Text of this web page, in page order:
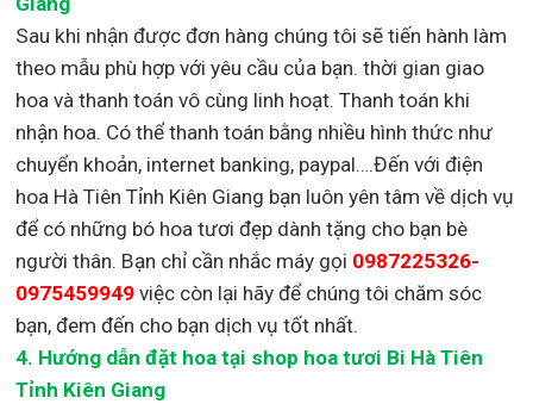
Sau khi nhận được đơn hàng chúng tôi sẽ tiến hành làm
theo mẫu phù hợp với yêu cầu của bạn. thời gian giao
hoa và thanh toán vô cùng linh hoạt. Thanh toán khi
nhận hoa. Có thể thanh toán bằng nhiều hình thức như
chuyển khoản, internet banking, paypal….Đến với điện
hoa Hà Tiên Tỉnh Kiên Giang bạn luôn yên tâm về dịch vụ
để có những bó hoa tươi đẹp dành tặng cho bạn bè
người thân. Bạn chỉ cần nhắc máy gọi 0987225326-
0975459949việc còn lại hãy để chúng tôi chăm sóc
bạn, đem đến cho bạn dịch vụ tốt nhất.
4. Hướng dẫn đặt hoa tại shop hoa tươi Bi Hà Tiên
Tỉnh Kiên Giang